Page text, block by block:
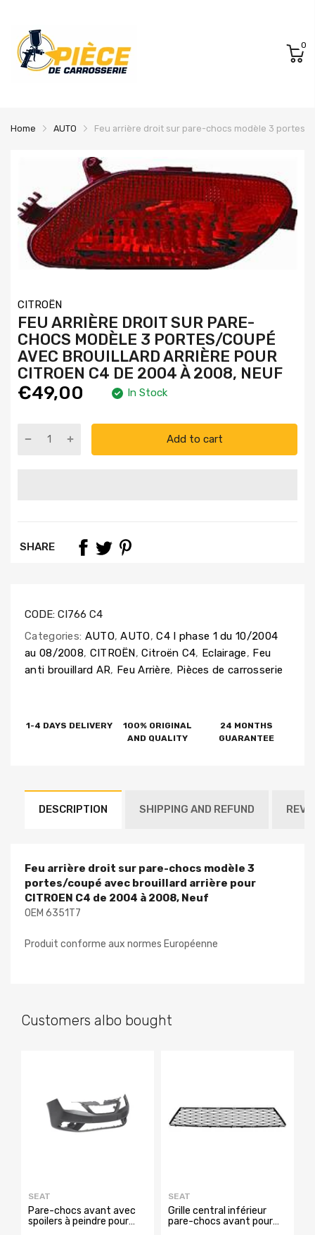
0
Home AUTO Feu arrière droit sur pare-chocs modèle 3 portes/
CITROËN
FEU ARRIÈRE DROIT SUR PARE-
CHOCS MODÈLE 3 PORTES/COUPÉ
AVEC BROUILLARD ARRIÈRE POUR
CITROEN C4 DE 2004 À 2008, NEUF
€49,00 In Stock
Add to cart
SHARE
CODE: CI766 C4
Categories: AUTO, AUTO, C4 I phase 1 du 10/2004
au 08/2008, CITROËN, Citroën C4, Eclairage, Feu
anti brouillard AR, Feu Arrière, Pièces de carrosserie
1-4 DAYS DELIVERY
100% ORIGINAL
AND QUALITY
24 MONTHS
GUARANTEE
DESCRIPTION SHIPPING AND REFUND
Feu arrière droit sur pare-chocs modèle 3
portes/coupé avec brouillard arrière pour
CITROEN C4 de 2004 à 2008, Neuf
OEM 6351T7
Produit conforme aux normes Européenne
Customers albo bought
SEAT
Pare-chocs avant avec
spoilers à peindre pour
SEAT
Grille central inférieur
pare-chocs avant pour